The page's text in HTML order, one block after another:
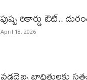
పుష్ప రికార్డు ఔట్‌..
April 18, 2026